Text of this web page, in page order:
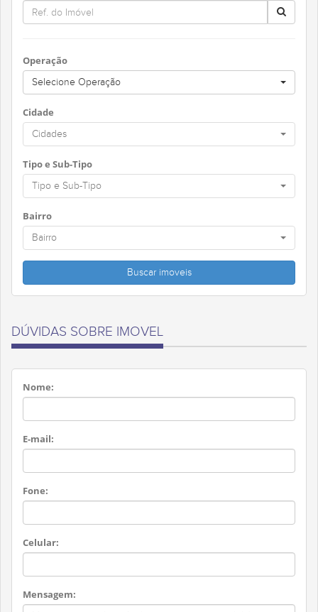
Operação
Selecione Operação
Cidade
Cidades
Tipo e Sub-Tipo
Tipo e Sub-Tipo
Bairro
Bairro
DÚVIDAS SOBRE IMOVEL
Nome:
E-mail:
Fone:
Celular:
Mensagem: